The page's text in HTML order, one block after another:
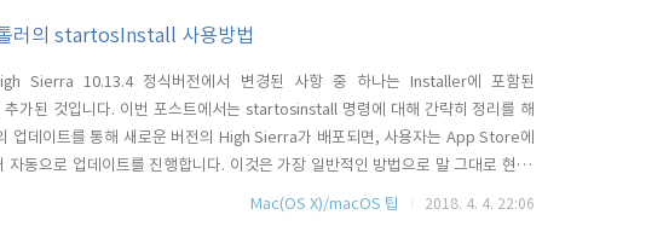
러의 startosInstall 사용방법
Sierra 10.13.4 정식버전에서 변경된 사항 중 하나는 Installer에 포함된
가된 것입니다. 이번 포스트에서는 startosinstall 명령에 대해 간략히 정리를 해
업데이트를 통해 새로운 버전의 High Sierra가 배포되면, 사용자는 App Store에
동으로 업데이트를 진행합니다. 이것은 가장 일반적인 방법으로 말 그대로 현 버
트 하는 방법이죠.. 하지만, 약간 예외적으로 완전히 Clean 설치를 해야 할 경우가
Mac(OS X)/macOS 팁 2018. 4. 4. 22:06